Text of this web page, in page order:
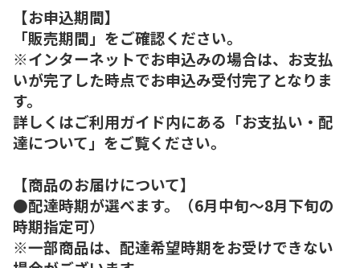
【お申込期間】
「販売期間」をご確認ください。
※インターネットでお申込みの場合は、お支払
いが完了した時点でお申込み受付完了となりま
す。
詳しくはご利用ガイド内にある「お支払い・配
達について」をご覧ください。
【商品のお届けについて】
●配達時期が選べます。（6月中旬～8月下旬の
時期指定可）
※一部商品は、配達希望時期をお受けできない